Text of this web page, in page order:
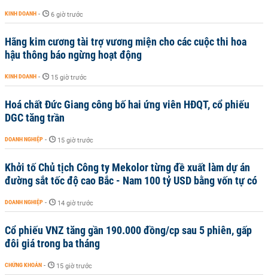
KINH DOANH - 6 giờ trước
Hãng kim cương tài trợ vương miện cho các cuộc thi hoa
hậu thông báo ngừng hoạt động
KINH DOANH - 15 giờ trước
Hoá chất Đức Giang công bố hai ứng viên HĐQT, cổ phiếu
DGC tăng trần
DOANH NGHIỆP - 15 giờ trước
Khởi tố Chủ tịch Công ty Mekolor từng đề xuất làm dự án
đường sắt tốc độ cao Bắc - Nam 100 tỷ USD bằng vốn tự có
DOANH NGHIỆP - 14 giờ trước
Cổ phiếu VNZ tăng gần 190.000 đồng/cp sau 5 phiên, gấp
đôi giá trong ba tháng
CHỨNG KHOÁN - 15 giờ trước